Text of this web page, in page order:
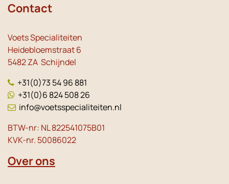
Contact
Voets Specialiteiten
Heidebloemstraat 6
5482 ZA Schijndel
+31(0)73 54 96 881
+31(0)6 824 508 26
info@voetsspecialiteiten.nl
BTW-nr: NL 822541075B01
KVK-nr. 50086022
Over ons